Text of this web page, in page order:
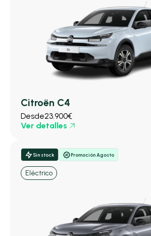
Citroën C4
Desde23.900€
Ver detalles
Sin stock Promoción Agosto
Eléctrico